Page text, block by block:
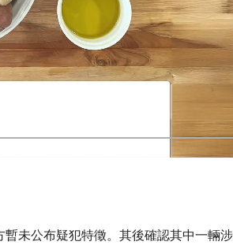
未公布疑犯特徵。其後確認其中一輛